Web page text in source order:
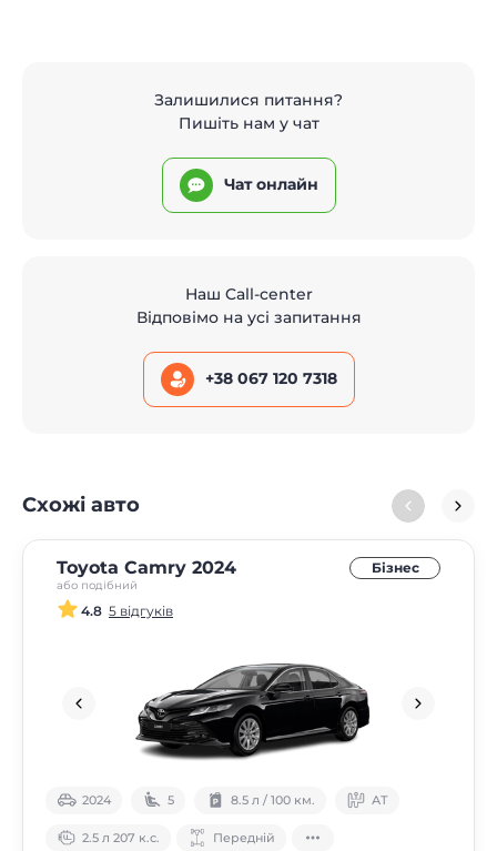
Залишилися питання?
Пишіть нам у чат
Чат онлайн
Наш Call-center
Відповімо на усі запитання
+38 067 120 7318
Схожі авто
Toyota Camry 2024
або подібний
Бізнес
4.8 5 відгуків
2024 5 8.5 л / 100 км. АТ
2.5 л 207 к.с. Передній